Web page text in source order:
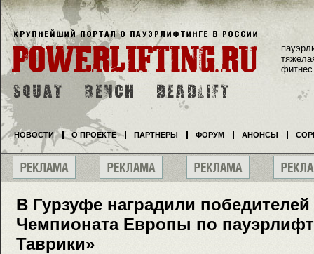
В Гурзуфе наградили
Чемпионата Европы по
Таврики»
фитнес
НОВОСТИ О ПРОЕКТЕ ПАРТНЕРЫ ФОРУМ АНОНСЫ